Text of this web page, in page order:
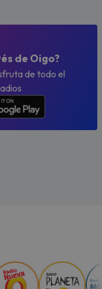
de Oigo?
de todo el